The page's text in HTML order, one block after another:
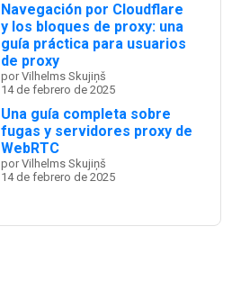
Navegación por Cloudflare
y los bloques de proxy: una
guía práctica para usuarios
de proxy
por Vilhelms Skujiņš
14 de febrero de 2025
Una guía completa sobre
fugas y servidores proxy de
WebRTC
por Vilhelms Skujiņš
14 de febrero de 2025